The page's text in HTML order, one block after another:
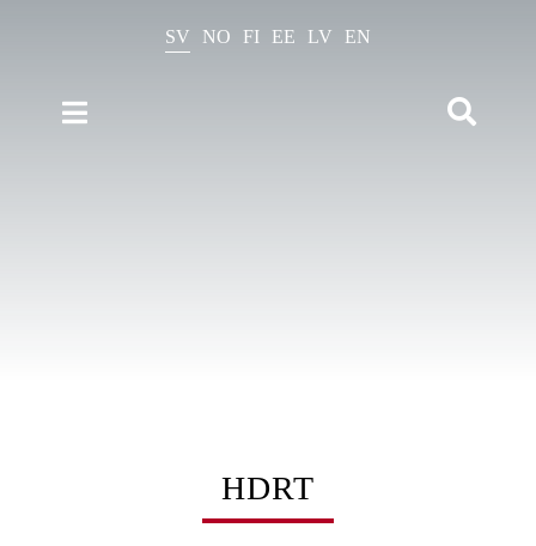
SV NO FI EE LV EN
Toggle
Toggle
HDRT